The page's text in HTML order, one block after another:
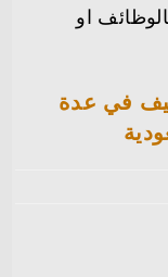
او
في عدة